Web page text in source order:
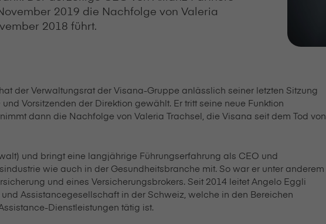
2019 die Nachfolge von Valeria
2018 führt.
der Verwaltungsrat der V⁠i⁠s⁠a⁠n⁠a-Gruppe anlässlich seiner letzten Sitzung
Vorsitzenden der Direktion gewählt. Er tritt seine neue Funktion
dann die Nachfolge von Valeria Trachsel, die V⁠i⁠s⁠a⁠n⁠a seit dem Tod von
und bringt eine langjährige Führungserfahrung als CEO und
wie auch in der Gesundheitsbranche mit. So war er unter anderem
und eines Versicherungsbrokers. Seit 2014 leitet Angelo Eggli
Assistancegesellschaft in der Schweiz, welche in den Bereichen
Dienstleistungen tätig ist.